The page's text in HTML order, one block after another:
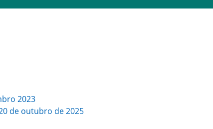
2023
de outubro de 2025